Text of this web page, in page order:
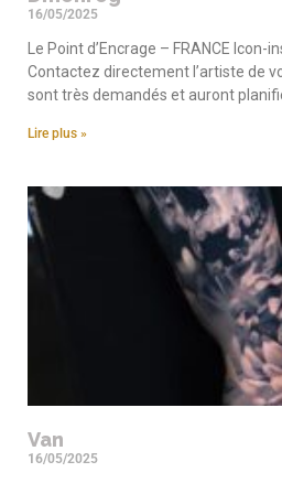
16/05/2025
Le Point d’Encrage – FRANCE Icon-
Contactez directement l’artiste de
sont très demandés et auront
Lire plus »
Van
16/05/2025